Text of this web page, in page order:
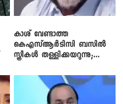
കാശ് വേണ്ടാത്ത
കെഎസ്ആർടിസി ബസിൽ
സ്ത്രീകൾ തള്ളിക്കയറുന്നു;